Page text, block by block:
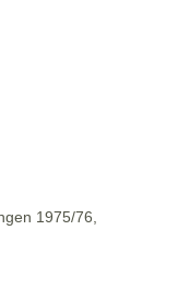
1975/76,